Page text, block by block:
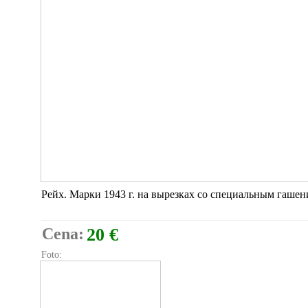
Рейх. Марки 1943 г. на вырезках со специальным
Cena: 20 €
Foto: